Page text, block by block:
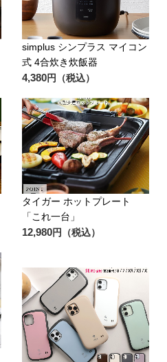
simplus シンプラス マイコン
式 4合炊き炊飯器
4,380円（税込）
タイガー ホットプレート
「これ一台」
12,980円（税込）